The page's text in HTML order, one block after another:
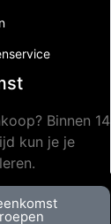
Binnen 14
kun je je